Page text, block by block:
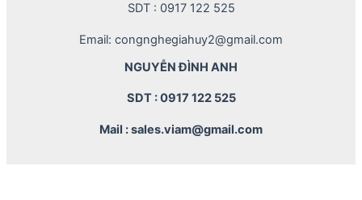
SDT : 0917 122 525
Email: congnghegiahuy2@gmail.com
NGUYỄN ĐÌNH ANH
SDT : 0917 122 525
Mail : sales.viam@gmail.com